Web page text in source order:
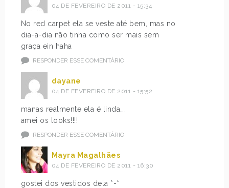
04 DE FEVEREIRO DE 2011 - 15:34
No red carpet ela se veste até bem, mas no
dia-a-dia não tinha como ser mais sem
graça ein haha
RESPONDER ESSE COMENTÁRIO
dayane
04 DE FEVEREIRO DE 2011 - 15:52
manas realmente ela é linda….
amei os looks!!!!
RESPONDER ESSE COMENTÁRIO
Mayra Magalhães
04 DE FEVEREIRO DE 2011 - 16:30
gostei dos vestidos dela *-*